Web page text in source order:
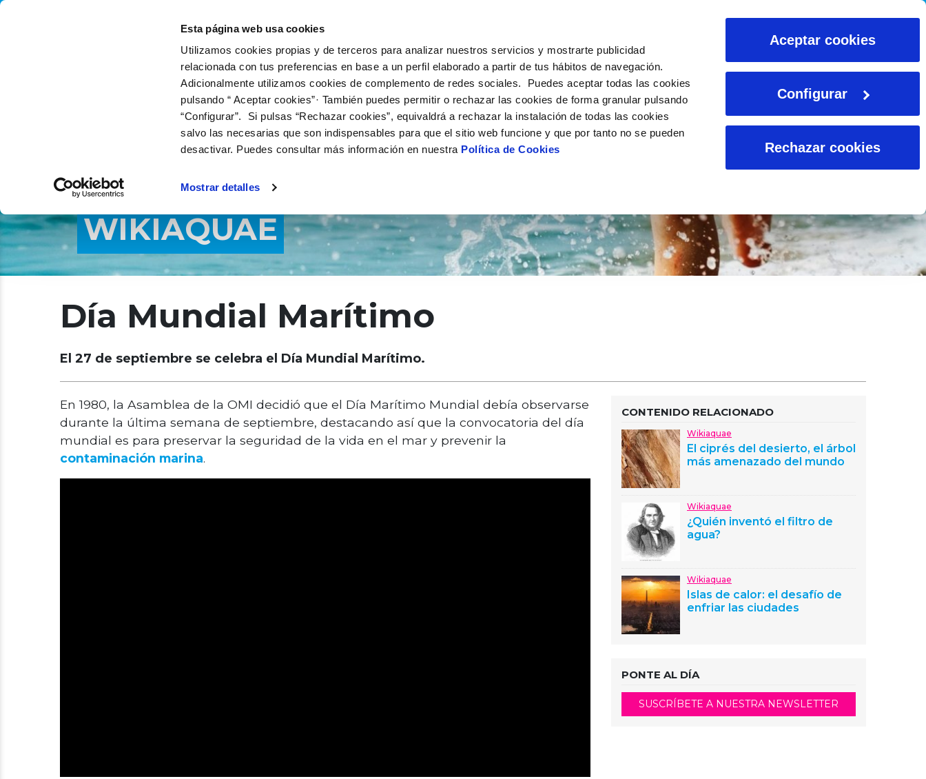
Esta página web usa cookies
Utilizamos cookies propias y de terceros para analizar nuestros servicios y mostrarte publicidad
relacionada con tus preferencias en base a un perfil elaborado a partir de tus hábitos de navegación.
Adicionalmente utilizamos cookies de complemento de redes sociales. Puedes aceptar todas las cookies
pulsando “ Aceptar cookies”· También puedes permitir o rechazar las cookies de forma granular pulsando
“Configurar”. Si pulsas “Rechazar cookies”, equivaldrá a rechazar la instalación de todas las cookies
salvo las necesarias que son indispensables para que el sitio web funcione y que por tanto no se pueden
desactivar. Puedes consultar más información en nuestra Política de Cookies
Mostrar detalles
Aceptar cookies
Configurar
Rechazar cookies
WIKIAQUAE
Día Mundial Marítimo
El 27 de septiembre se celebra el Día Mundial Marítimo.
En 1980, la Asamblea de la OMI decidió que el Día Marítimo Mundial debía observarse
durante la última semana de septiembre, destacando así que la convocatoria del día
mundial es para preservar la seguridad de la vida en el mar y prevenir la
contaminación marina.
CONTENIDO RELACIONADO
Wikiaquae
El ciprés del desierto, el árbol
más amenazado del mundo
Wikiaquae
¿Quién inventó el filtro de
agua?
Wikiaquae
Islas de calor: el desafío de
enfriar las ciudades
PONTE AL DÍA
SUSCRÍBETE A NUESTRA NEWSLETTER